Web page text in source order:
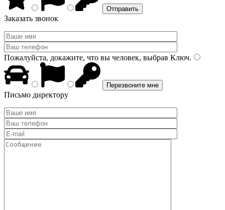
Заказать звонок
Пожалуйста, докажите, что вы человек, выбрав Ключ.
Письмо директору